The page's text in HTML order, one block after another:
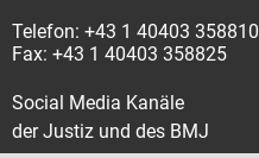
Telefon: +43 1 40403 358810
Fax: +43 1 40403 358825
Social Media Kanäle
der Justiz und des BMJ